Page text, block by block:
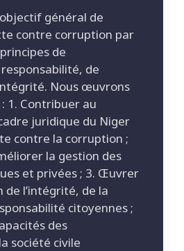
général de
contre corruption par
de
de
Nous œuvrons
1. Contribuer au
juridique du Niger
contre la corruption ;
la gestion des
et privées ; 3. Œuvrer
l’intégrité, de la
citoyennes ;
des
société civile